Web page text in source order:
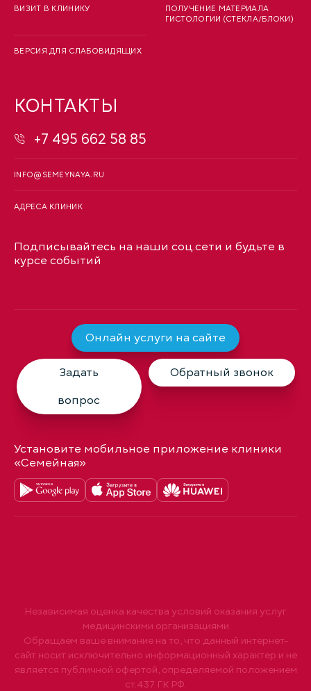
ВИЗИТ В КЛИНИКУ
ВЕРСИЯ ДЛЯ СЛАБОВИДЯЩИХ
ПОЛУЧЕНИЕ МАТЕРИАЛА
ГИСТОЛОГИИ (СТЕКЛА/БЛОКИ)
КОНТАКТЫ
+7 495 662 58 85
INFO@SEMEYNAYA.RU
АДРЕСА КЛИНИК
Подписывайтесь на наши соц.сети и будьте в
курсе событий
Онлайн услуги на сайте
Задать
вопрос
Обратный звонок
Установите мобильное приложение клиники
«Семейная»
Независимая оценка качества условий оказания услуг
медицинскими организациями
Обращаем ваше внимание на то, что данный интернет-
сайт носит исключительно информационный характер и не
является публичной офертой, определяемой положением
ст.437 ГК РФ.